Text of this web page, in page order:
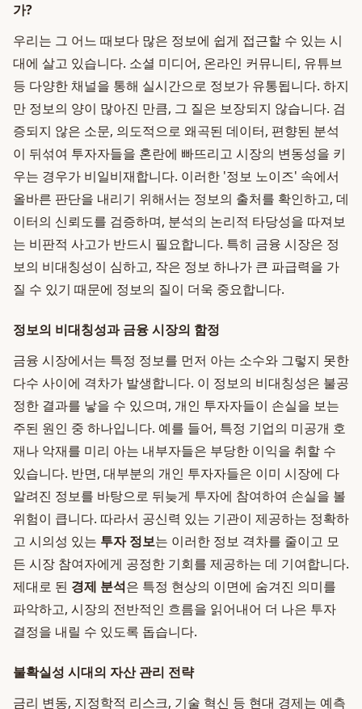
가?
우리는 그 어느 때보다 많은 정보에 쉽게 접근할 수 있는 시
대에 살고 있습니다. 소셜 미디어, 온라인 커뮤니티, 유튜브
등 다양한 채널을 통해 실시간으로 정보가 유통됩니다. 하지
만 정보의 양이 많아진 만큼, 그 질은 보장되지 않습니다. 검
증되지 않은 소문, 의도적으로 왜곡된 데이터, 편향된 분석
이 뒤섞여 투자자들을 혼란에 빠뜨리고 시장의 변동성을 키
우는 경우가 비일비재합니다. 이러한 '정보 노이즈' 속에서
올바른 판단을 내리기 위해서는 정보의 출처를 확인하고, 데
이터의 신뢰도를 검증하며, 분석의 논리적 타당성을 따져보
는 비판적 사고가 반드시 필요합니다. 특히 금융 시장은 정
보의 비대칭성이 심하고, 작은 정보 하나가 큰 파급력을 가
질 수 있기 때문에 정보의 질이 더욱 중요합니다.
정보의 비대칭성과 금융 시장의 함정
금융 시장에서는 특정 정보를 먼저 아는 소수와 그렇지 못한
다수 사이에 격차가 발생합니다. 이 정보의 비대칭성은 불공
정한 결과를 낳을 수 있으며, 개인 투자자들이 손실을 보는
주된 원인 중 하나입니다. 예를 들어, 특정 기업의 미공개 호
재나 악재를 미리 아는 내부자들은 부당한 이익을 취할 수
있습니다. 반면, 대부분의 개인 투자자들은 이미 시장에 다
알려진 정보를 바탕으로 뒤늦게 투자에 참여하여 손실을 볼
위험이 큽니다. 따라서 공신력 있는 기관이 제공하는 정확하
고 시의성 있는 투자 정보는 이러한 정보 격차를 줄이고 모
든 시장 참여자에게 공정한 기회를 제공하는 데 기여합니다.
제대로 된 경제 분석은 특정 현상의 이면에 숨겨진 의미를
파악하고, 시장의 전반적인 흐름을 읽어내어 더 나은 투자
결정을 내릴 수 있도록 돕습니다.
불확실성 시대의 자산 관리 전략
금리 변동, 지정학적 리스크, 기술 혁신 등 현대 경제는 예측